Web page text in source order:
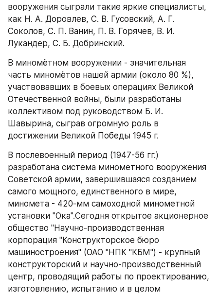
вооружения сыграли такие яркие специалисты,
как Н. А. Доровлев, С. В. Гусовский, А. Г.
Соколов, С. П. Ванин, П. В. Горячев, В. И.
Лукандер, С. Б. Добринский.
В миномётном вооружении - значительная
часть миномётов нашей армии (около 80 %),
участвовавших в боевых операциях Великой
Отечественной войны, были разработаны
коллективом под руководством Б. И.
Шавырина, сыграв огромную роль в
достижении Великой Победы 1945 г.
В послевоенный период (1947-56 гг.)
разработана система минометного вооружения
Советской армии, завершившаяся созданием
самого мощного, единственного в мире,
миномета - 420-мм самоходной минометной
установки "Ока".Сегодня открытое акционерное
общество "Научно-производственная
корпорация "Конструкторское бюро
машиностроения" (ОАО "НПК "КБМ") - крупный
конструкторский и научно-производственный
центр, проводящий работы по проектированию,
изготовлению, испытанию и в целом